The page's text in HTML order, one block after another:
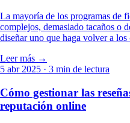
La mayoría de los programas de
complejos, demasiado tacaños o
diseñar uno que haga volver a
Leer más →
5 abr 2025 · 3 min de lectura
Cómo gestionar las
reputación online